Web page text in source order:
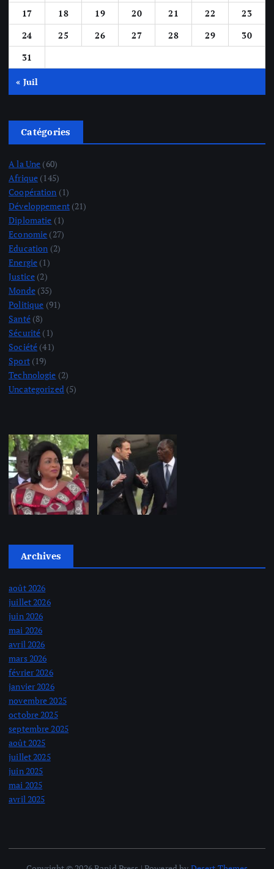
17
18 19 20 21 22
23
24
25 26 27 28 29
30
31
« Juil
Catégories
A la Une (60)
Afrique (145)
Coopération (1)
Développement(21)
Diplomatie (1)
Economie (27)
Education (2)
Energie (1)
Justice (2)
Monde(35)
Politique (91)
Santé(8)
Sécurité (1)
Société (41)
Sport(19)
Technologie (2)
Uncategorized(5)
Archives
août 2026
juillet 2026
juin 2026
mai 2026
avril 2026
mars 2026
février 2026
janvier 2026
novembre 2025
octobre 2025
septembre 2025
août 2025
juillet 2025
juin 2025
mai 2025
avril 2025